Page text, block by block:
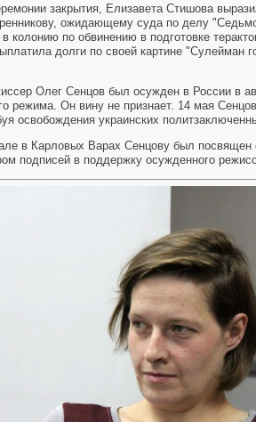
закрытия, Елизавета Стишова
ожидающему суда по делу
колонию по обвинению в подготовке
долги по своей картине "Сулейман
Олег Сенцов был осужден в России в
режима. Он вину не признает. 14 мая
освобождения украинских
в Карловых Варах Сенцову был
подписей в поддержку осужденного